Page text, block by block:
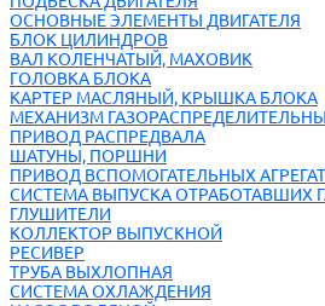
ОСНОВНЫЕ ЭЛЕМЕНТЫ ДВИГАТЕЛЯ
БЛОК ЦИЛИНДРОВ
ВАЛ КОЛЕНЧАТЫЙ, МАХОВИК
ГОЛОВКА БЛОКА
КАРТЕР МАСЛЯНЫЙ, КРЫШКА БЛОКА
МЕХАНИЗМ
ПРИВОД РАСПРЕДВАЛА
ШАТУНЫ, ПОРШНИ
ПРИВОД ВСПОМОГАТЕЛЬНЫХ
СИСТЕМА ВЫПУСКА ОТРАБОТАВШИХ
ГЛУШИТЕЛИ
КОЛЛЕКТОР ВЫПУСКНОЙ
РЕСИВЕР
ТРУБА ВЫХЛОПНАЯ
СИСТЕМА ОХЛАЖДЕНИЯ